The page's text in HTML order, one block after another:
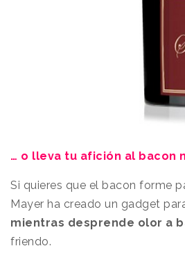
… o lleva tu afición al bacon
Si quieres que el bacon forme
Mayer ha creado un gadget
mientras desprende olor a
friendo.